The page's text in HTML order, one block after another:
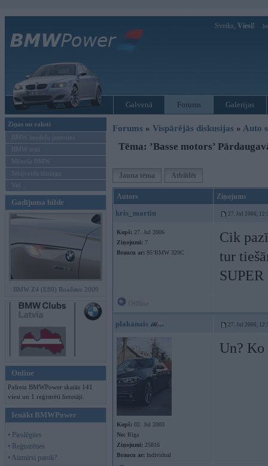
Sveiks, Viesi!
Galvenā Forums Galerijas
Ziņas un raksti
BMW modeļu jaunumi
BMW testi
Mēneša BMW
Sērijveida tūnings
Vel...
Gadījuma bilde
BMW Z4 (E89) Roadster 2009
Online
Pašreiz BMWPower skatās 141
viesi un 1 reģistrēti lietotāji.
Ienākt BMWPower
• Pieslēgties
• Reģistrēties
• Aizmirsi paroli?
Forums » Vispārējās diskusijas » Auto
Tēma: ’Basse motors’
Jauna tēma Atbildēt
Autors Ziņojums
kris_martin 27. Jul 2006,
Kopš: 27. Jul 2006
Ziņojumi: 7
Braucu ar: 95’BMW 320C
Cik
tur
plakanais 27. Jul 2006,
Kopš: 02. Jul 2003
No: Rīga
Ziņojumi: 25816
Braucu ar: Individual
Un?